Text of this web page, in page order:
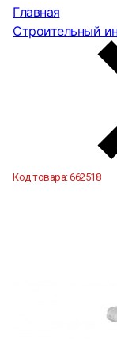
Главная
Строительный
Код товара:662518